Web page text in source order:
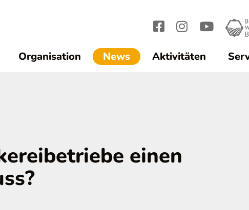
Organisation News(current)1
Aktivitäten
einen